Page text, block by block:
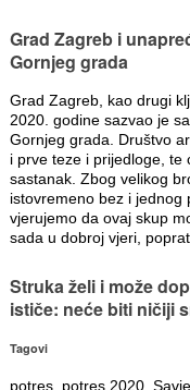
Grad Zagreb i
Gornjeg grada
Grad Zagreb, kao drugi
2020. godine sazvao je
Gornjeg grada. Društvo
i prve teze i prijedloge, te
sastanak. Zbog velikog
istovremeno bez i jednog
vjerujemo da ovaj skup
sada u dobroj vjeri,
Struka želi i može
ističe: neće biti ničiji
Tagovi
potres, potres 2020,